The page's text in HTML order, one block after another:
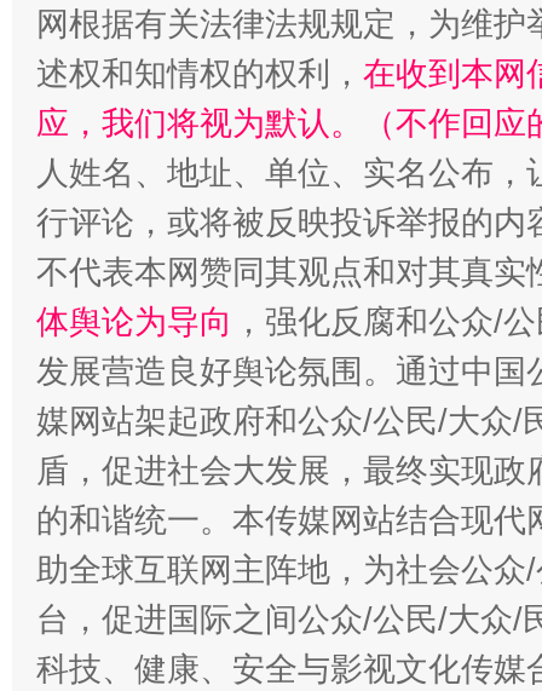
招工难、用工荒背后
网根据有关法律法规规定，为维
述权和知情权的权利， 在收到本网
应，我们将视为默认。（不作回应
人姓名、地址、单位、实名公布
行评论，或将被反映投诉举报的
不代表本网赞同其观点和对其真实
体舆论为导向 ，强化反腐和公众/
发展营造良好舆论氛围。通过中
媒网站架起政府和公众/公民/大众/
盾，促进社会大发展，最终实现
的和谐统一。本传媒网站结合现
助全球互联网主阵地，为社会公
台，促进国际之间公众/公民/大众/
科技、健康、安全与影视文化传